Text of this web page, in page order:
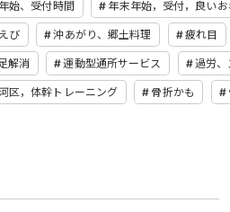
始、受付時間 年末年始，受付，良いお
び 沖あがり、郷土料理 疲れ目
解消 運動型通所サービス 過労
区，体幹トレーニング 骨折かも